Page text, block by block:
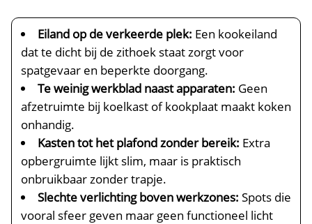
Eiland op de verkeerde plek: Een kookeiland
dat te dicht bij de zithoek staat zorgt voor
spatgevaar en beperkte doorgang.​
Te weinig werkblad naast apparaten: Geen
afzetruimte bij koelkast of kookplaat maakt koken
onhandig.​
Kasten tot het plafond zonder bereik: Extra
opbergruimte lijkt slim, maar is praktisch
onbruikbaar zonder trapje.​
Slechte verlichting boven werkzones: Spots die
vooral sfeer geven maar geen functioneel licht